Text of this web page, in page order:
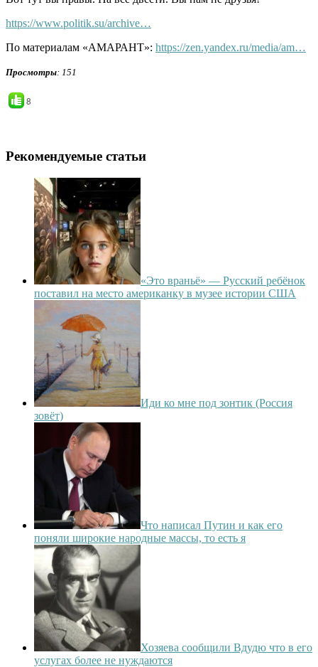
https://www.politik.su/archive…
По материалам «АМАРАНТ»: https://zen.yandex.ru/media/am…
Просмотры: 151
8
Рекомендуемые статьи
«Это враньё» — Русский ребёнок
поставил на место американку в музее истории США
Иди ко мне под зонтик (Россия
зовёт)
Что написал Путин и как его
поняли широкие народные массы, то есть я
Хозяева сообщили Вдудю что в его
услугах более не нуждаются